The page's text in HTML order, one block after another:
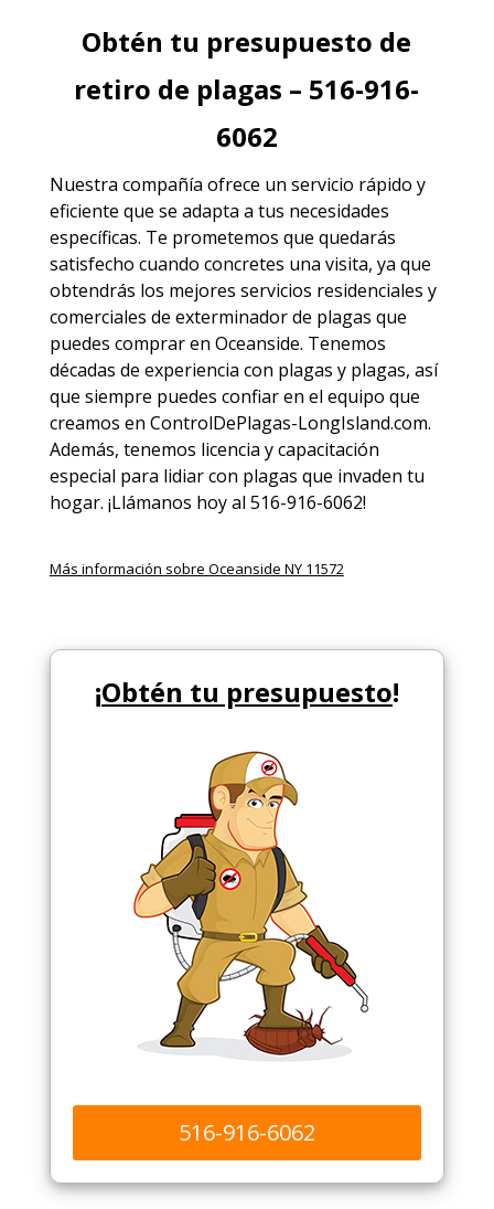
Obtén tu presupuesto de
retiro de plagas – 516-916-
6062
Nuestra compañía ofrece un servicio rápido y
eficiente que se adapta a tus necesidades
específicas. Te prometemos que quedarás
satisfecho cuando concretes una visita, ya que
obtendrás los mejores servicios residenciales y
comerciales de exterminador de plagas que
puedes comprar en Oceanside. Tenemos
décadas de experiencia con plagas y plagas, así
que siempre puedes confiar en el equipo que
creamos en ControlDePlagas-LongIsland.com.
Además, tenemos licencia y capacitación
especial para lidiar con plagas que invaden tu
hogar. ¡Llámanos hoy al 516-916-6062!
Más información sobre Oceanside NY 11572
¡Obtén tu presupuesto!
516-916-6062